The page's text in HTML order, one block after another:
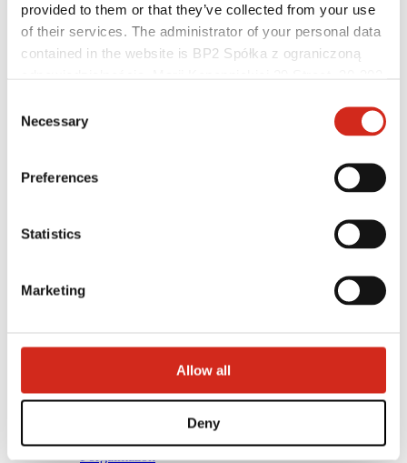
provided to them or that they’ve collected from your use
of their services. The administrator of your personal data
contained in the website is BP2 Spółka z ograniczoną
121387608.
Selection
Necessary
Preferences
Statistics
Marketing
Allow all
Deny
Hasznos linkek
Bevonatok, színválaszték és garanciák
Garancia nyilvántartásba vétele